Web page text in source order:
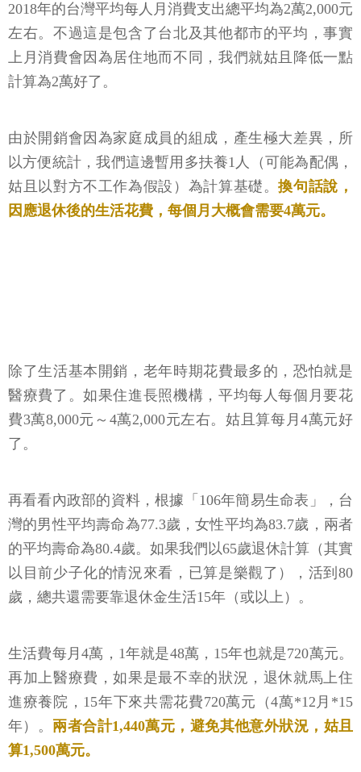
2018年的台灣平均每人月消費支出總平均為2萬2,000元
左右。不過這是包含了台北及其他都市的平均，事實
上月消費會因為居住地而不同，我們就姑且降低一點
計算為2萬好了。
由於開銷會因為家庭成員的組成，產生極大差異，所
以方便統計，我們這邊暫用多扶養1人（可能為配偶，
姑且以對方不工作為假設）為計算基礎。換句話說，
因應退休後的生活花費，每個月大概會需要4萬元。
除了生活基本開銷，老年時期花費最多的，恐怕就是
醫療費了。如果住進長照機構，平均每人每個月要花
費3萬8,000元～4萬2,000元左右。姑且算每月4萬元好
了。
再看看內政部的資料，根據「106年簡易生命表」，台
灣的男性平均壽命為77.3歲，女性平均為83.7歲，兩者
的平均壽命為80.4歲。如果我們以65歲退休計算（其實
以目前少子化的情況來看，已算是樂觀了），活到80
歲，總共還需要靠退休金生活15年（或以上）。
生活費每月4萬，1年就是48萬，15年也就是720萬元。
再加上醫療費，如果是最不幸的狀況，退休就馬上住
進療養院，15年下來共需花費720萬元（4萬*12月*15
年）。 兩者合計1,440萬元，避免其他意外狀況，姑且
算1,500萬元。